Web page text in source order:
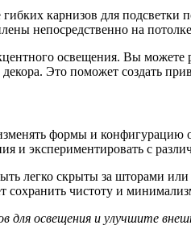
карнизов для подсветки
непосредственно на
освещения. Вы
Это поможет создать
формы и конфигурацию
и экспериментировать с
легко скрыты за шторами или
чистоту и
для освещения и улучшите